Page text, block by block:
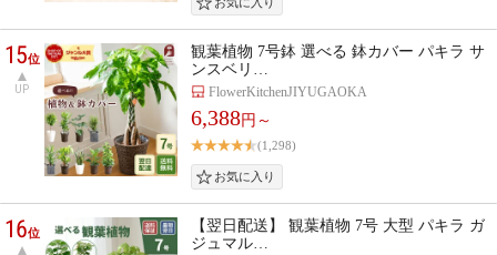
15位
UP
観葉植物 7号鉢 選べる 鉢カバー パキラ サ
ンスベリ…
FlowerKitchenJIYUGAOKA
6,388円～
(1,298)
16位
【翌日配送】 観葉植物 7号 大型 パキラ ガ
ジュマル…